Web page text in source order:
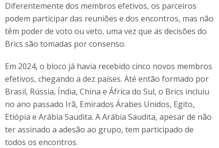
Diferentemente dos membros efetivos, os parceiros
podem participar das reuniões e dos encontros, mas não
têm poder de voto ou veto, uma vez que as decisões do
Brics são tomadas por consenso.
Em 2024, o bloco já havia recebido cinco novos membros
efetivos, chegando a dez países. Até então formado por
Brasil, Rússia, Índia, China e África do Sul, o Brics incluiu
no ano passado Irã, Emirados Árabes Unidos, Egito,
Etiópia e Arábia Saudita. A Arábia Saudita, apesar de não
ter assinado a adesão ao grupo, tem participado de
todos os encontros.